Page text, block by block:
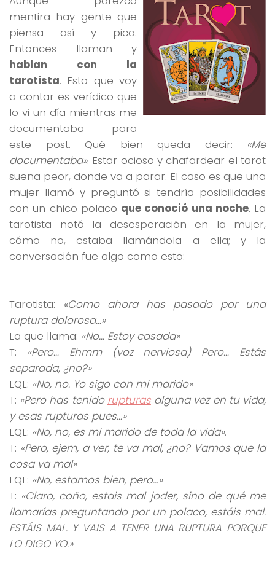
mentira hay gente que
piensa así y pica.
Entonces llaman y
hablan con la
tarotista. Esto que voy
a contar es verídico que
lo vi un día mientras me
documentaba para
este post. Qué bien queda decir: «Me
documentaba». Estar ocioso y chafardear el tarot
suena peor, donde va a parar. El caso es que una
mujer llamó y preguntó si tendría posibilidades
con un chico polaco que conoció una noche. La
tarotista notó la desesperación en la mujer,
cómo no, estaba llamándola a ella; y la
conversación fue algo como esto:
Tarotista: «Como ahora has pasado por una
ruptura dolorosa…»
La que llama: «No… Estoy casada»
T: «Pero… Ehmm (voz nerviosa) Pero… Estás
separada, ¿no?»
LQL: «No, no. Yo sigo con mi marido»
T: «Pero has tenido rupturasalguna vez en tu vida,
y esas rupturas pues…»
LQL: «No, no, es mi marido de toda la vida».
T: «Pero, ejem, a ver, te va mal, ¿no? Vamos que la
cosa va mal»
LQL: «No, estamos bien, pero…»
T: «Claro, coño, estais mal joder, sino de qué me
llamarías preguntando por un polaco, estáis mal.
ESTÁIS MAL. Y VAIS A TENER UNA RUPTURA PORQUE
LO DIGO YO.»